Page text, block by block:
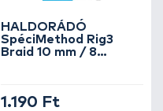
HALDORÁDÓ
SpéciMethod Rig3
Braid 10 mm / 8
1.190 Ft